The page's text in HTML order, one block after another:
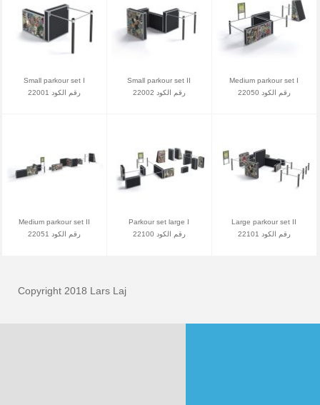
اتصل
Lars Laj on Facebook
Small parkour set I
رقم الكود 22001
Small parkour set II
رقم الكود 22002
Medium parkour set I
رقم الكود 22050
Medium parkour set II
رقم الكود 22051
Parkour set large I
رقم الكود 22100
Large parkour set II
رقم الكود 22101
Copyright 2018 Lars Laj